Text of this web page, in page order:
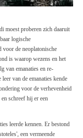
moest proberen zich daaruit
logische
voor de neoplatonische
is waarop wezens en het
van emanaties en re-
van de emanaties kende
voor de verhevenheid
en schreef hij er een
leerde kennen. Er bestond
een vermeende